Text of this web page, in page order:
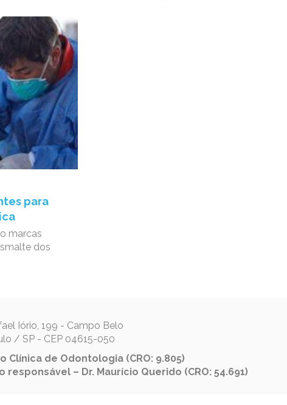
para
marcas
dos
Iório, 199 - Campo Belo
/ SP - CEP 04615-050
Clínica de Odontologia (CRO: 9.805)
responsável – Dr. Maurício Querido (CRO: 54.691)